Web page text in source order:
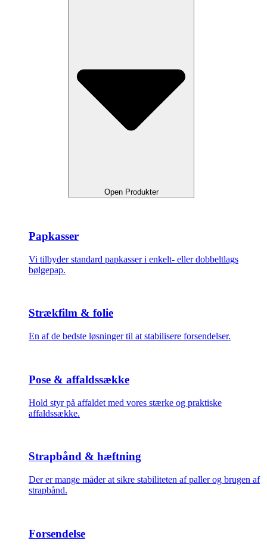
Open Produkter
Papkasser
Vi tilbyder standard papkasser i enkelt- eller dobbeltlags
bølgepap.
Strækfilm & folie
En af de bedste løsninger til at stabilisere forsendelser.
Pose & affaldssække
Hold styr på affaldet med vores stærke og praktiske
affaldssække.
Strapbånd & hæftning
Der er mange måder at sikre stabiliteten af paller og brugen af
strapbånd.
Forsendelse